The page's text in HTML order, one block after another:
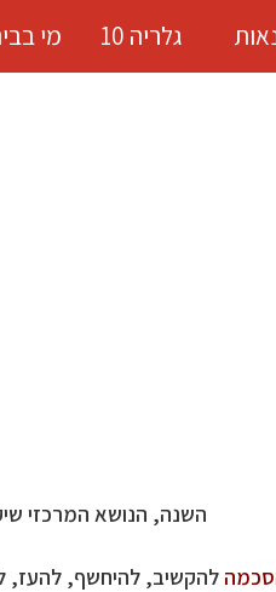
גלריה 10 מי
השנה, הנושא המרכזי
להקשיב, להיחשף, להעז,